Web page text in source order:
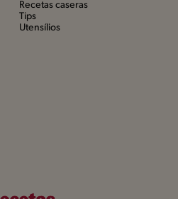
Recetas caseras
Tips
Utensílios